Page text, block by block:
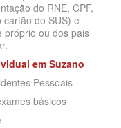
do RNE, CPF,
do SUS) e
próprio ou dos pais
em Suzano
Pessoais
básicos